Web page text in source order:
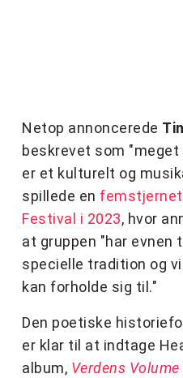
Netop annoncerede
beskrevet som
er et kulturelt og
spillede en femstjernet
Festival i 2023, hvor
at gruppen "har evnen
specielle tradition og
kan forholde sig til."
Den poetiske
er klar til at indtage
album, Verdens Volume